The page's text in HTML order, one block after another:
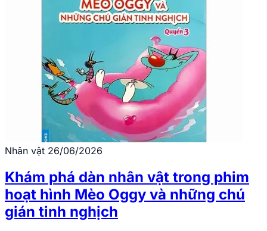
Nhân vật 26/06/2026
Khám phá dàn nhân vật trong phim
hoạt hình Mèo Oggy và những chú
gián tinh nghịch